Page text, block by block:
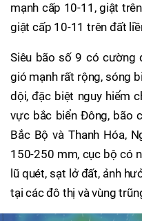
mạnh cấp 10-11, giật
giật cấp 10-11 trên đất
Siêu bão số 9 có cường
gió mạnh rất rộng, sóng
dội, đặc biệt nguy hiểm
vực bắc biển Đông, bão
Bắc Bộ và Thanh Hóa,
150-250 mm, cục bộ có
lũ quét, sạt lở đất, ảnh
tại các đô thị và vùng